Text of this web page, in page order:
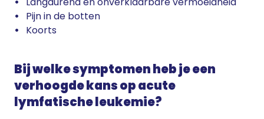
Pijn in de botten
Koorts
Bij welke symptomen heb je een
verhoogde kans op acute
lymfatische leukemie?